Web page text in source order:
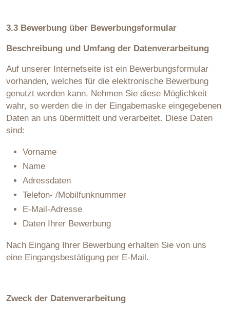
3.3 Bewerbung über Bewerbungsformular
Beschreibung und Umfang der Datenverarbeitung
Auf unserer Internetseite ist ein Bewerbungsformular
vorhanden, welches für die elektronische Bewerbung
genutzt werden kann. Nehmen Sie diese Möglichkeit
wahr, so werden die in der Eingabemaske eingegebenen
Daten an uns übermittelt und verarbeitet. Diese Daten
sind:
Vorname
Name
Adressdaten
Telefon- /Mobilfunknummer
E-Mail-Adresse
Daten Ihrer Bewerbung
Nach Eingang Ihrer Bewerbung erhalten Sie von uns
eine Eingangsbestätigung per E-Mail.
Zweck der Datenverarbeitung